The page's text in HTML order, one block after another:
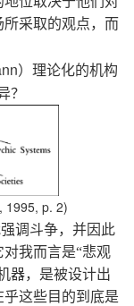
采取的观点，而
）理论化的机构
？
1995, p. 2)
调斗争，并因此
我而言是“悲观
器，是被设计出
这些目的到底是